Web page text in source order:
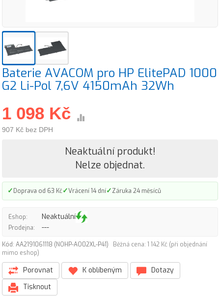
Baterie AVACOM pro HP ElitePAD 1000
G2 Li-Pol 7,6V 4150mAh 32Wh
1 098 Kč
907 Kč bez DPH
Neaktuální produkt!
Nelze objednat.
✓Doprava od 63 Kč✓Vrácení 14 dní✓Záruka 24 měsíců
Eshop: Neaktuální
Prodejna: ---
Kód: AA2191061118 (NOHP-AO02XL-P41)
Běžná cena: 1 142 Kč (při objednání
mimo eshop)
Porovnat K oblíbeným
Dotazy
Tisknout